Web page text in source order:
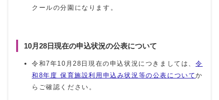
クールの分園になります。
10月28日現在の申込状況の公表について
令和7年10月28日現在の申込状況につきましては、 令
和8年度 保育施設利用申込み状況等の公表についてか
らご確認ください。